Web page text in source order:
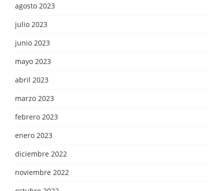
agosto 2023
julio 2023
junio 2023
mayo 2023
abril 2023
marzo 2023
febrero 2023
enero 2023
diciembre 2022
noviembre 2022